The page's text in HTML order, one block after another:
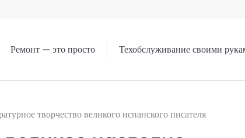
Ремонт — это просто Техобслуживание своими
творчество великого испанского писателя